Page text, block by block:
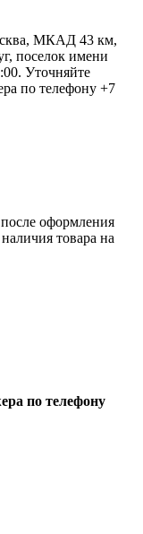
МКАД 43 км,
поселок имени
Уточняйте
по телефону +7
оформления
товара на
по телефону